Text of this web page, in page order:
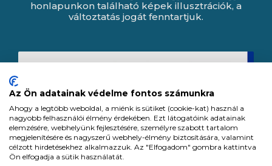
honlapunkon található képek illusztrációk, a
változtatás jogát fenntartjuk.
Az Ön adatainak védelme fontos számunkra
Ahogy a legtöbb weboldal, a miénk is sütiket (cookie-kat) használ a
nagyobb felhasználói élmény érdekében. Ezt látogatóink adatainak
elemzésére, webhelyünk fejlesztésére, személyre szabott tartalom
megjelenítésére és nagyszerű webhely-élmény biztosítására, valamint
célzott hirdetésekhez alkalmazzuk. Az "Elfogadom" gombra kattintva
Ön elfogadja a sütik használatát.